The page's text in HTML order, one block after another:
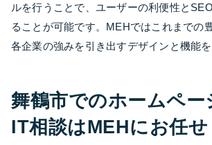
ルを行うことで、ユーザーの利便性と
ることが可能です。MEHではこれまでの
各企業の強みを引き出すデザインと機能を
舞鶴市でのホームペー
IT相談はMEHにお任